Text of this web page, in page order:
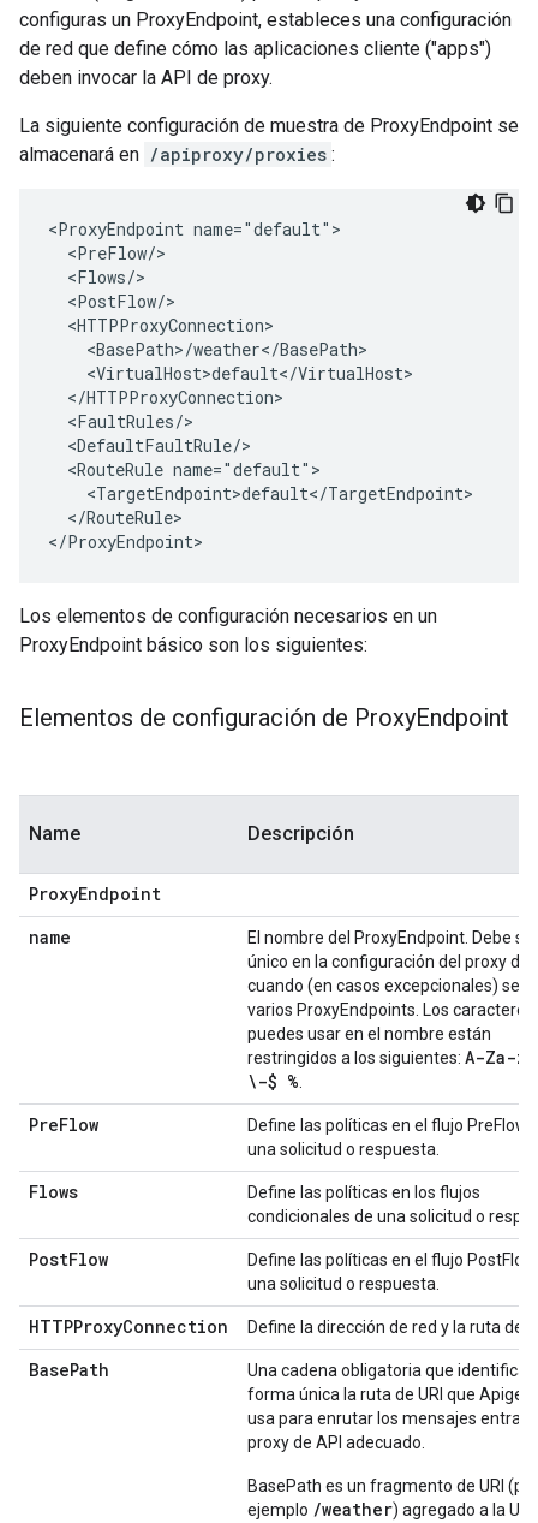
configuras un ProxyEndpoint, estableces una configuración
de red que define cómo las aplicaciones cliente ("apps")
deben invocar la API de proxy.
La siguiente configuración de muestra de ProxyEndpoint se
almacenará en /apiproxy/proxies :
<ProxyEndpoint name="default">
  <PreFlow/>
  <Flows/>
  <PostFlow/>
  <HTTPProxyConnection>
    <BasePath>/weather</BasePath>
    <VirtualHost>default</VirtualHost>
  </HTTPProxyConnection>
  <FaultRules/>
  <DefaultFaultRule/>
  <RouteRule name="default">
    <TargetEndpoint>default</TargetEndpoint>
  </RouteRule>
</ProxyEndpoint>
Los elementos de configuración necesarios en un
ProxyEndpoint básico son los siguientes:
Elementos de configuración de ProxyEndpoint
Name Descripción
ProxyEndpoint
name
El nombre del ProxyEndpoint. Debe ser
único en la configuración del proxy de
cuando (en casos excepcionales) se
varios ProxyEndpoints. Los caracteres
puedes usar en el nombre están
restringidos a los siguientes: A-Za-
\-$ %.
PreFlow
Define las políticas en el flujo PreFlow
una solicitud o respuesta.
Flows
Define las políticas en los flujos
condicionales de una solicitud o
PostFlow
Define las políticas en el flujo
una solicitud o respuesta.
HTTPProxyConnection Define la dirección de red y la ruta de
BasePath
Una cadena obligatoria que identifica
forma única la ruta de URI que Apigee
usa para enrutar los mensajes
proxy de API adecuado.
BasePath es un fragmento de URI (por
ejemplo /weather) agregado a la